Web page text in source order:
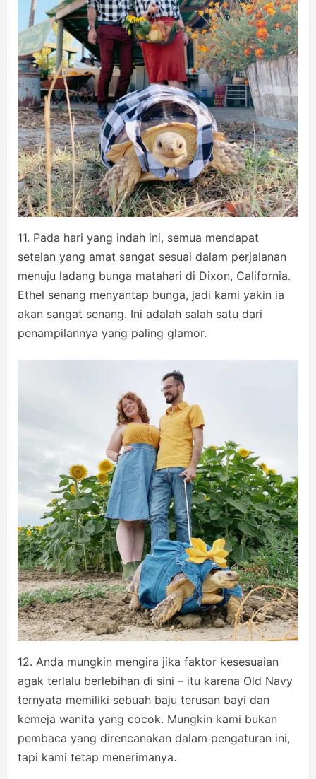
11. Pada hari yang indah ini, semua mendapat
setelan yang amat sangat sesuai dalam perjalanan
menuju ladang bunga matahari di Dixon, California.
Ethel senang menyantap bunga, jadi kami yakin ia
akan sangat senang. Ini adalah salah satu dari
penampilannya yang paling glamor.
12. Anda mungkin mengira jika faktor kesesuaian
agak terlalu berlebihan di sini – itu karena Old Navy
ternyata memiliki sebuah baju terusan bayi dan
kemeja wanita yang cocok. Mungkin kami bukan
pembaca yang direncanakan dalam pengaturan ini,
tapi kami tetap menerimanya.